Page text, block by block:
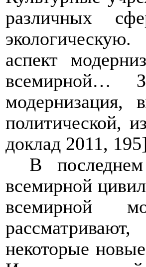
различных
аспект
всемирной…
модернизация,
политической,
доклад 2011,
В
всемирной
всемирной
некоторые